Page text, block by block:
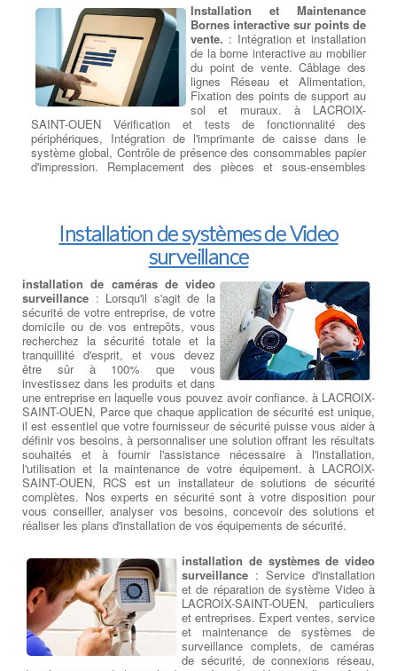
Installation et Maintenance
Bornes interactive sur points de
vente. : Intégration et installation
de la borne interactive au mobilier
du point de vente. Câblage des
lignes Réseau et Alimentation,
Fixation des points de support au
sol et muraux. à LACROIX-
SAINT-OUEN Vérification et tests de fonctionnalité des
périphériques, Intégration de l'imprimante de caisse dans le
système global, Contrôle de présence des consommables papier
d'impression. Remplacement des pièces et sous-ensembles
Installation de systèmes de Video
surveillance
installation de caméras de video
surveillance : Lorsqu'il s'agit de la
sécurité de votre entreprise, de votre
domicile ou de vos entrepôts, vous
recherchez la sécurité totale et la
tranquillité d'esprit, et vous devez
être sûr à 100% que vous
investissez dans les produits et dans
une entreprise en laquelle vous pouvez avoir confiance. à LACROIX-
SAINT-OUEN, Parce que chaque application de sécurité est unique,
il est essentiel que votre fournisseur de sécurité puisse vous aider à
définir vos besoins, à personnaliser une solution offrant les résultats
souhaités et à fournir l'assistance nécessaire à l'installation,
l'utilisation et la maintenance de votre équipement. à LACROIX-
SAINT-OUEN, RCS est un installateur de solutions de sécurité
complètes. Nos experts en sécurité sont à votre disposition pour
vous conseiller, analyser vos besoins, concevoir des solutions et
réaliser les plans d'installation de vos équipements de sécurité.
installation de systèmes de video
surveillance : Service d'installation
et de réparation de système Video à
LACROIX-SAINT-OUEN, particuliers
et entreprises. Expert ventes, service
et maintenance de systèmes de
surveillance complets, de caméras
de sécurité, de connexions réseau,